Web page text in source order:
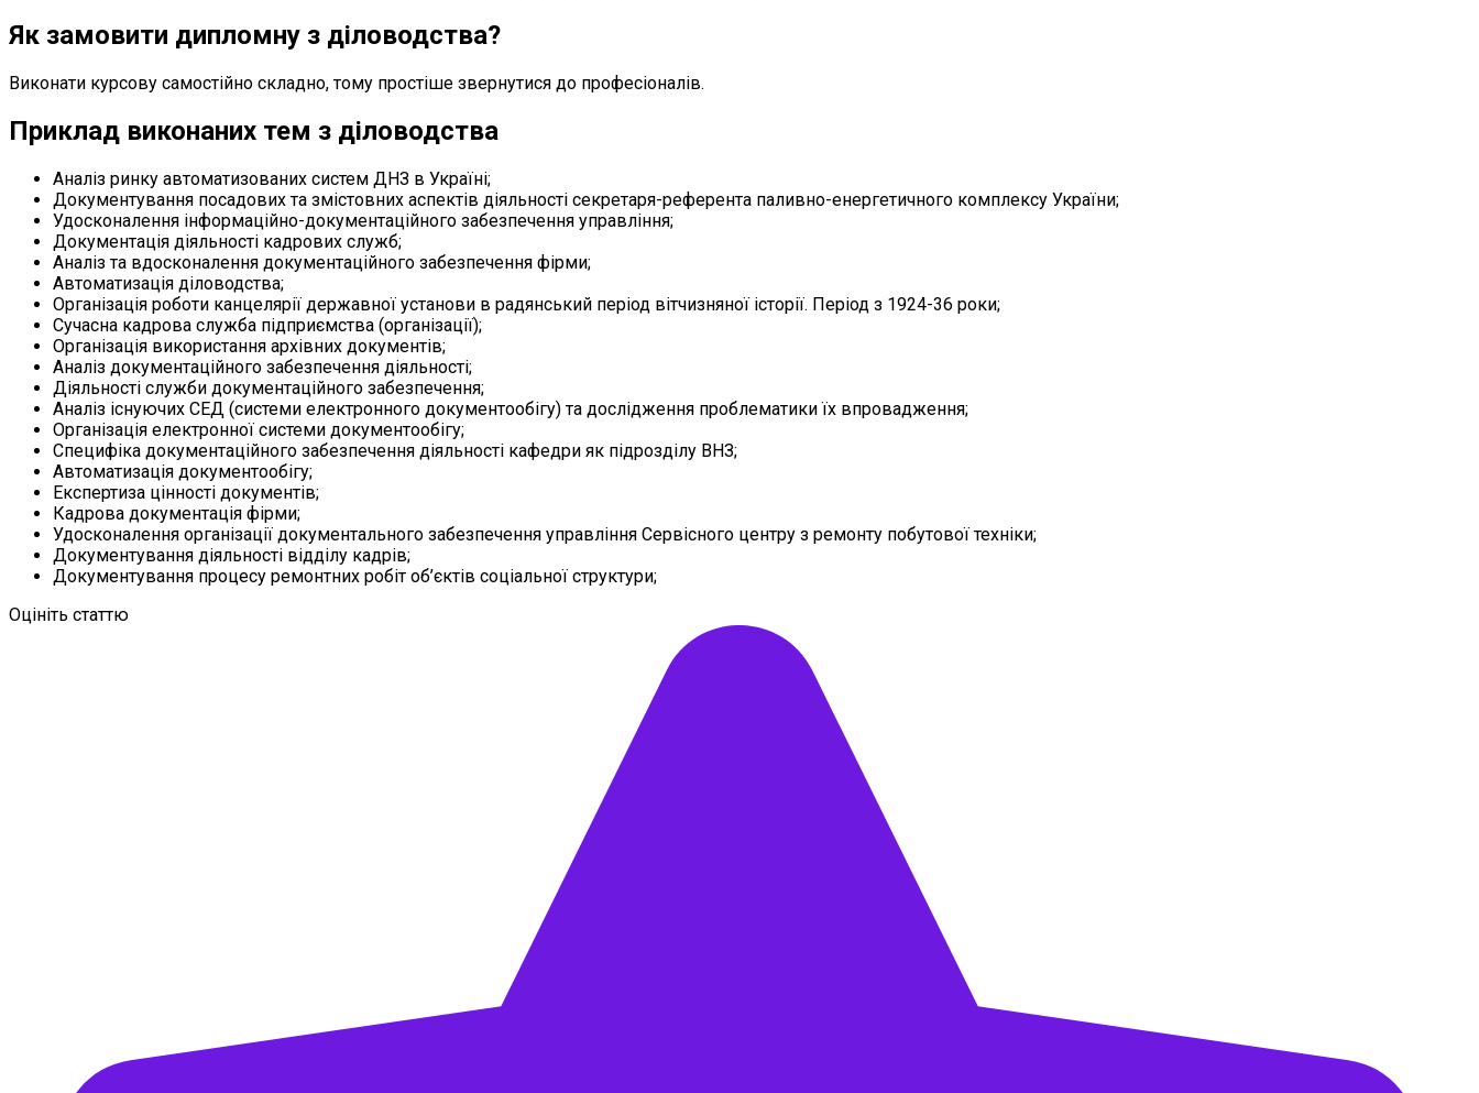
Як замовити дипломну з діловодства?
Виконати курсову самостійно складно, тому простіше звернутися до професіоналів.
Приклад виконаних тем з діловодства
Аналіз ринку автоматизованих систем ДНЗ в Україні;
Документування посадових та змістовних аспектів діяльності секретаря-референта паливно-енергетичного комплексу України;
Удосконалення інформаційно-документаційного забезпечення управління;
Документація діяльності кадрових служб;
Аналіз та вдосконалення документаційного забезпечення фірми;
Автоматизація діловодства;
Організація роботи канцелярії державної установи в радянський період вітчизняної історії. Період з 1924-36 роки;
Сучасна кадрова служба підприємства (організації);
Організація використання архівних документів;
Аналіз документаційного забезпечення діяльності;
Діяльності служби документаційного забезпечення;
Аналіз існуючих СЕД (системи електронного документообігу) та дослідження проблематики їх впровадження;
Організація електронної системи документообігу;
Специфіка документаційного забезпечення діяльності кафедри як підрозділу ВНЗ;
Автоматизація документообігу;
Експертиза цінності документів;
Кадрова документація фірми;
Удосконалення організації документального забезпечення управління Сервісного центру з ремонту побутової техніки;
Документування діяльності відділу кадрів;
Документування процесу ремонтних робіт об’єктів соціальної структури;
Оцініть статтю